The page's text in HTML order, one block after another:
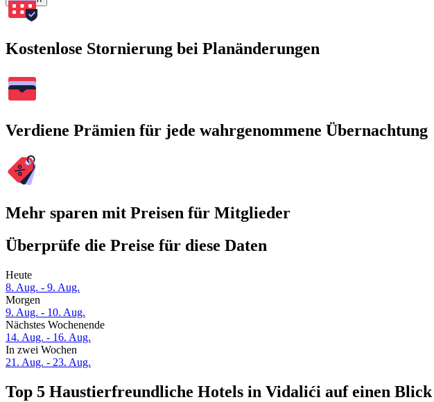
Kostenlose Stornierung bei Planänderungen
Verdiene Prämien für jede wahrgenommene Übernachtung
Mehr sparen mit Preisen für Mitglieder
Überprüfe die Preise für diese Daten
Heute
8. Aug. - 9. Aug.
Morgen
9. Aug. - 10. Aug.
Nächstes Wochenende
14. Aug. - 16. Aug.
In zwei Wochen
21. Aug. - 23. Aug.
Top 5 Haustierfreundliche Hotels in Vidalići auf einen Blick